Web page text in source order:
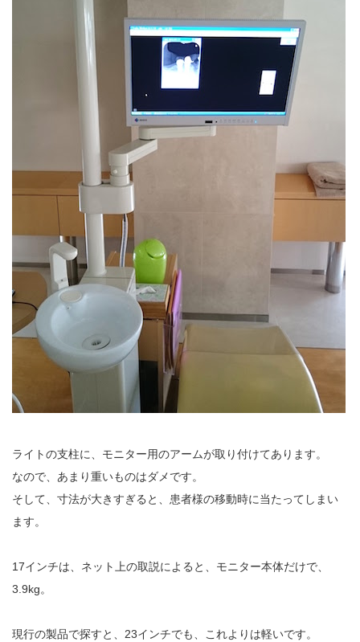
ライトの支柱に、モニター用のアームが取り付けてあります。
なので、あまり重いものはダメです。
そして、寸法が大きすぎると、患者様の移動時に当たってしまい
ます。
17インチは、ネット上の取説によると、モニター本体だけで、
3.9kg。
現行の製品で探すと、23インチでも、これよりは軽いです。